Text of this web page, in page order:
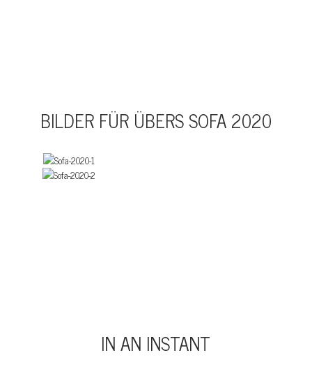
BILDER FÜR ÜBERS SOFA 2020
IN AN INSTANT